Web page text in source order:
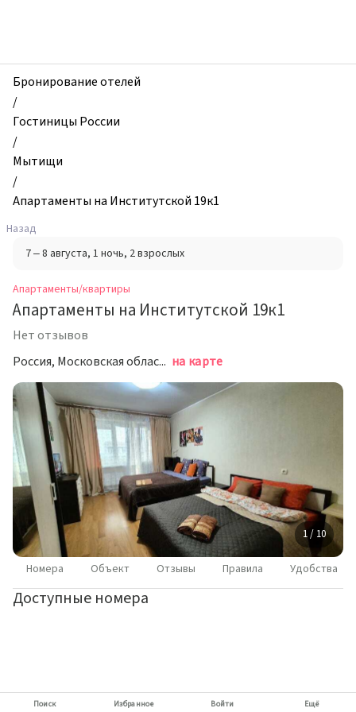
и
квартиры,
Апартаменты
на
Институтской
19к1,
Мытищи,
Россия
Бронирование отелей
/
Гостиницы России
/
Мытищи
/
Апартаменты на Институтской 19к1
Назад
7 – 8 августа, 1 ночь, 2 взрослых
Апартаменты/квартиры
Апартаменты на Институтской 19к1
Нет отзывов
Россия, Московская область, Мытищи, Институтская улица, 19к1 на карте
1 / 10
Номера Объект Отзывы Правила Удобства
Доступные номера
Поиск Избранное Войти Ещё